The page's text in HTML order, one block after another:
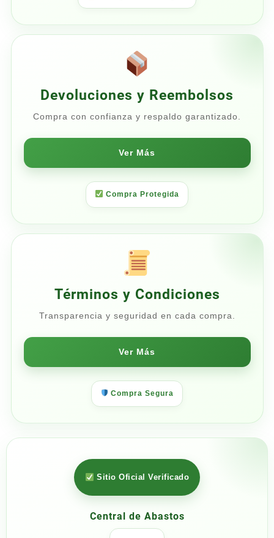
Devoluciones y Reembolsos
Compra con confianza y respaldo garantizado.
Ver Más
Compra Protegida
Términos y Condiciones
Transparencia y seguridad en cada compra.
Ver Más
Compra Segura
Sitio Oficial Verificado
Central de Abastos